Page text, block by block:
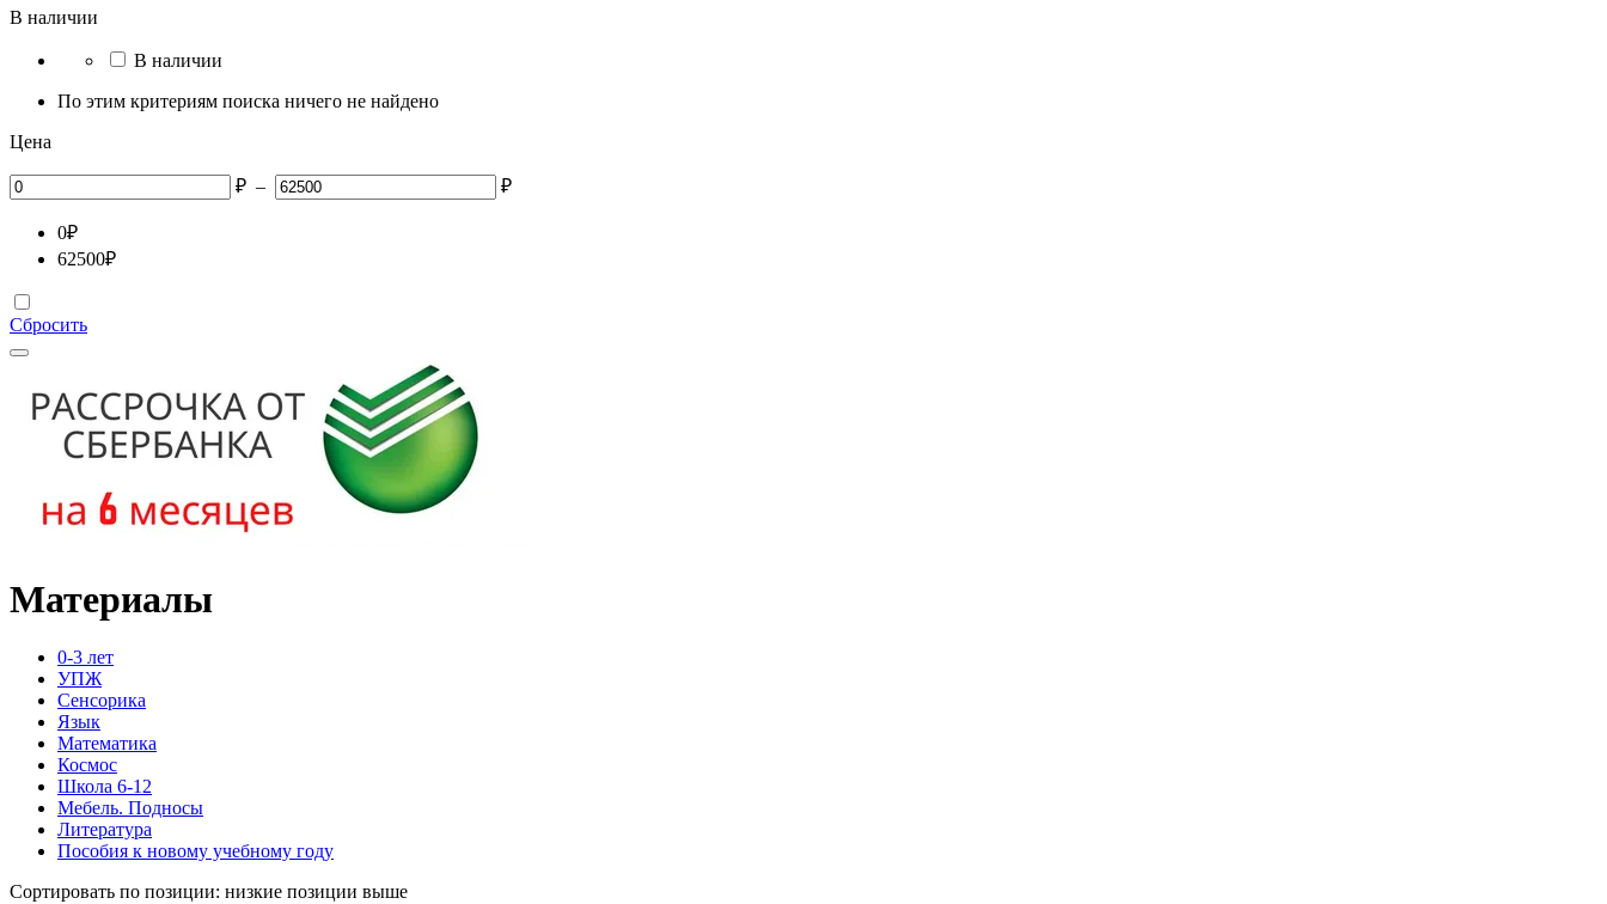
В наличии
В наличии
По этим критериям поиска ничего не найдено
Цена
₽ – ₽
0₽
62500₽
Сбросить
Материалы
0-3 лет
УПЖ
Сенсорика
Язык
Математика
Космос
Школа 6-12
Мебель. Подносы
Литература
Пособия к новому учебному году
Сортировать по позиции: низкие позиции выше